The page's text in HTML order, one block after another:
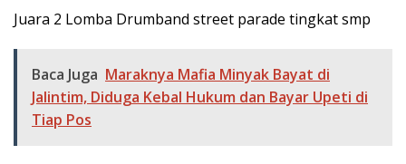
Juara 2 Lomba Drumband street parade tingkat smp
Baca Juga Maraknya Mafia Minyak Bayat di
Jalintim, Diduga Kebal Hukum dan Bayar Upeti di
Tiap Pos